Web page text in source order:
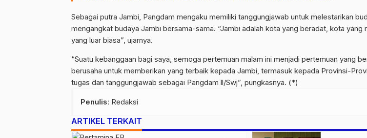
Sebagai putra Jambi, Pangdam mengaku memiliki tanggungjawab untuk melestarikan
mengangkat budaya Jambi bersama-sama. “Jambi adalah kota yang beradat, kota yang
yang luar biasa”, ujarnya.
“Suatu kebanggaan bagi saya, semoga pertemuan malam ini menjadi pertemuan yang
berusaha untuk memberikan yang terbaik kepada Jambi, termasuk kepada Provinsi-
tugas dan tanggungjawab sebagai Pangdam ll/Swj”, pungkasnya. (*)
Penulis: Redaksi
ARTIKEL TERKAIT